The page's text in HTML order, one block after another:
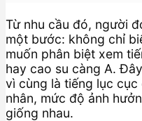
Từ nhu cầu đó, người
một bước: không chỉ
muốn phân biệt xem
hay cao su càng A.
vì cùng là tiếng lục
nhân, mức độ ảnh
giống nhau.